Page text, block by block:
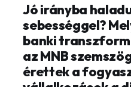
Jó irányba
sebességgel?
banki
az MNB
érettek a